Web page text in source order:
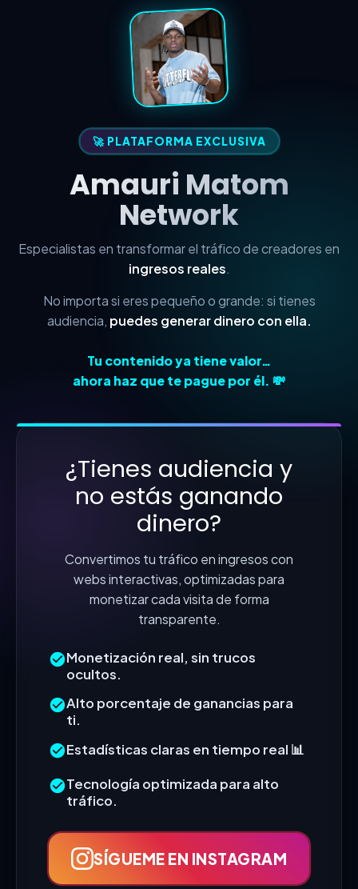
🚀 PLATAFORMA EXCLUSIVA
Amauri Matom
Network
Especialistas en transformar el tráfico de creadores en
ingresos reales.
No importa si eres pequeño o grande: si tienes
audiencia, puedes generar dinero con ella.
Tu contenido ya tiene valor…
ahora haz que te pague por él. 💸
¿Tienes audiencia y
no estás ganando
dinero?
Convertimos tu tráfico en ingresos con
webs interactivas, optimizadas para
monetizar cada visita de forma
transparente.
Monetización real, sin trucos
ocultos.
Alto porcentaje de ganancias para
ti.
Estadísticas claras en tiempo real 📊
Tecnología optimizada para alto
tráfico.
SÍGUEME EN INSTAGRAM